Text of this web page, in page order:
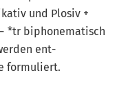
und Plosiv +
*tr biphonematisch
ent­
formuliert.